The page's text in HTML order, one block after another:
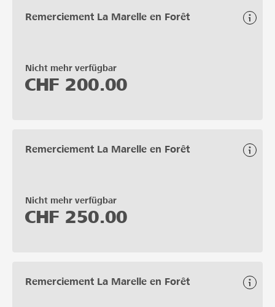
Remerciement La Marelle en Forêt
Nicht mehr verfügbar
CHF 200.00
Remerciement La Marelle en Forêt
Nicht mehr verfügbar
CHF 250.00
Remerciement La Marelle en Forêt